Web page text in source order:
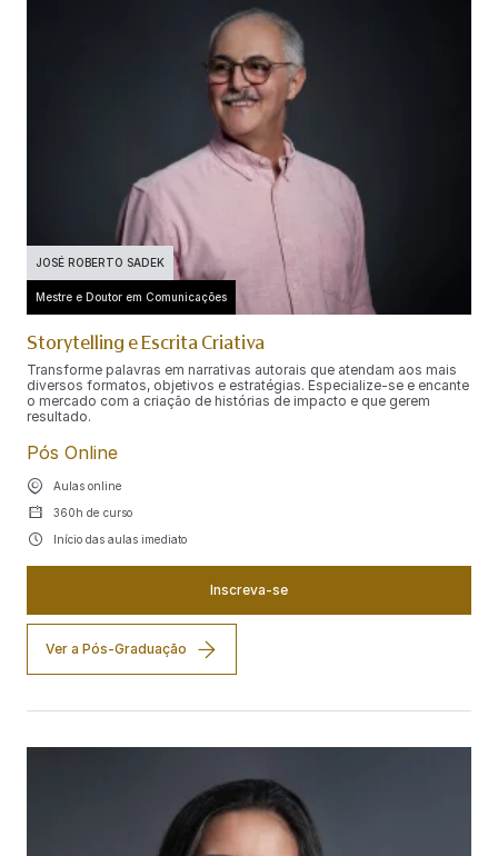
JOSÉ ROBERTO SADEK
Mestre e Doutor em Comunicações
Storytelling e Escrita Criativa
Transforme palavras em narrativas autorais que atendam aos mais
diversos formatos, objetivos e estratégias. Especialize-se e encante
o mercado com a criação de histórias de impacto e que gerem
resultado.
Pós Online
Aulas online
360h de curso
Início das aulas imediato
Inscreva-se
Ver a Pós-Graduação